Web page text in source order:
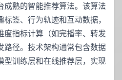
成熟的智能推荐算法。该算法
签、行为轨迹和互动数据，
度指标计算（如完播率、转发
路径。技术架构通常包含数据
型训练层和在线推荐层，实现